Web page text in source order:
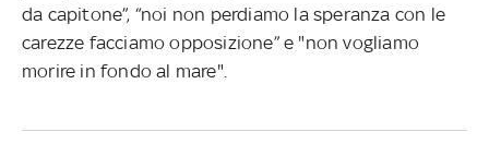
da capitone”, “noi non perdiamo la speranza con le
carezze facciamo opposizione” e "non vogliamo
morire in fondo al mare".